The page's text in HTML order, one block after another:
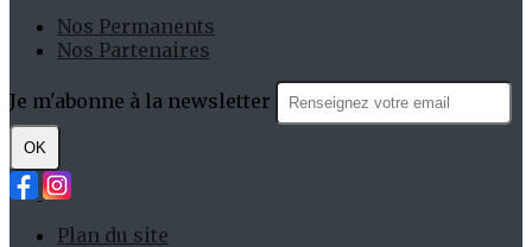
Nos Permanents
Nos Partenaires
Je m'abonne à la newsletter
OK
Plan du site